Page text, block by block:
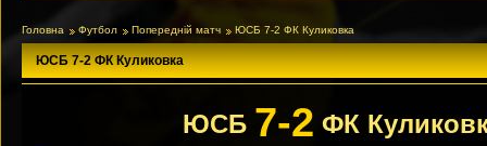
Головна Футбол Попередній матч ЮСБ 7-2 ФК Куликовка
ЮСБ 7-2 ФК Куликовка
ЮСБ 7-2 ФК